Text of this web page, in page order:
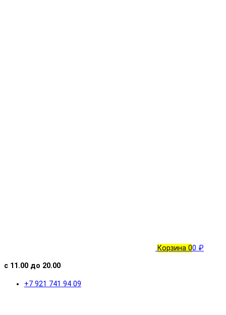
Корзина 00 ₽
с 11.00 до 20.00
+7 921 741 94 09